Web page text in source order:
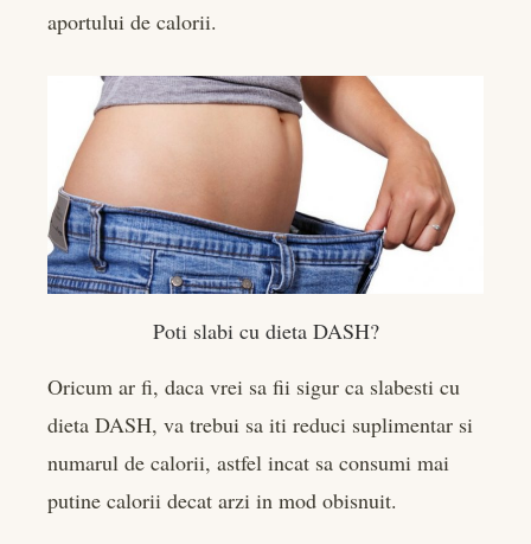
aportului de calorii.
Poti slabi cu dieta DASH?
Oricum ar fi, daca vrei sa fii sigur ca slabesti cu
dieta DASH, va trebui sa iti reduci suplimentar si
numarul de calorii, astfel incat sa consumi mai
putine calorii decat arzi in mod obisnuit.